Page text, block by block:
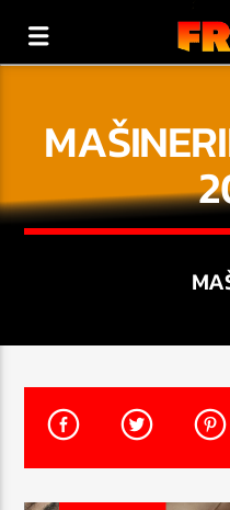
PRÁVĚ HRAJE
BUD FRESH
!!! FRESH RADIO